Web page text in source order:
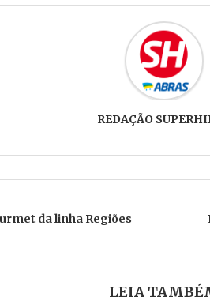
REDAÇÃO
da linha Regiões
LEIA